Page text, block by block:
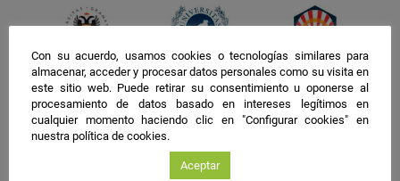
Con su acuerdo, usamos cookies o tecnologías similares para
almacenar, acceder y procesar datos personales como su visita en
este sitio web. Puede retirar su consentimiento u oponerse al
procesamiento de datos basado en intereses legítimos en
cualquier momento haciendo clic en "Configurar cookies" en
nuestra política de cookies.
Aceptar